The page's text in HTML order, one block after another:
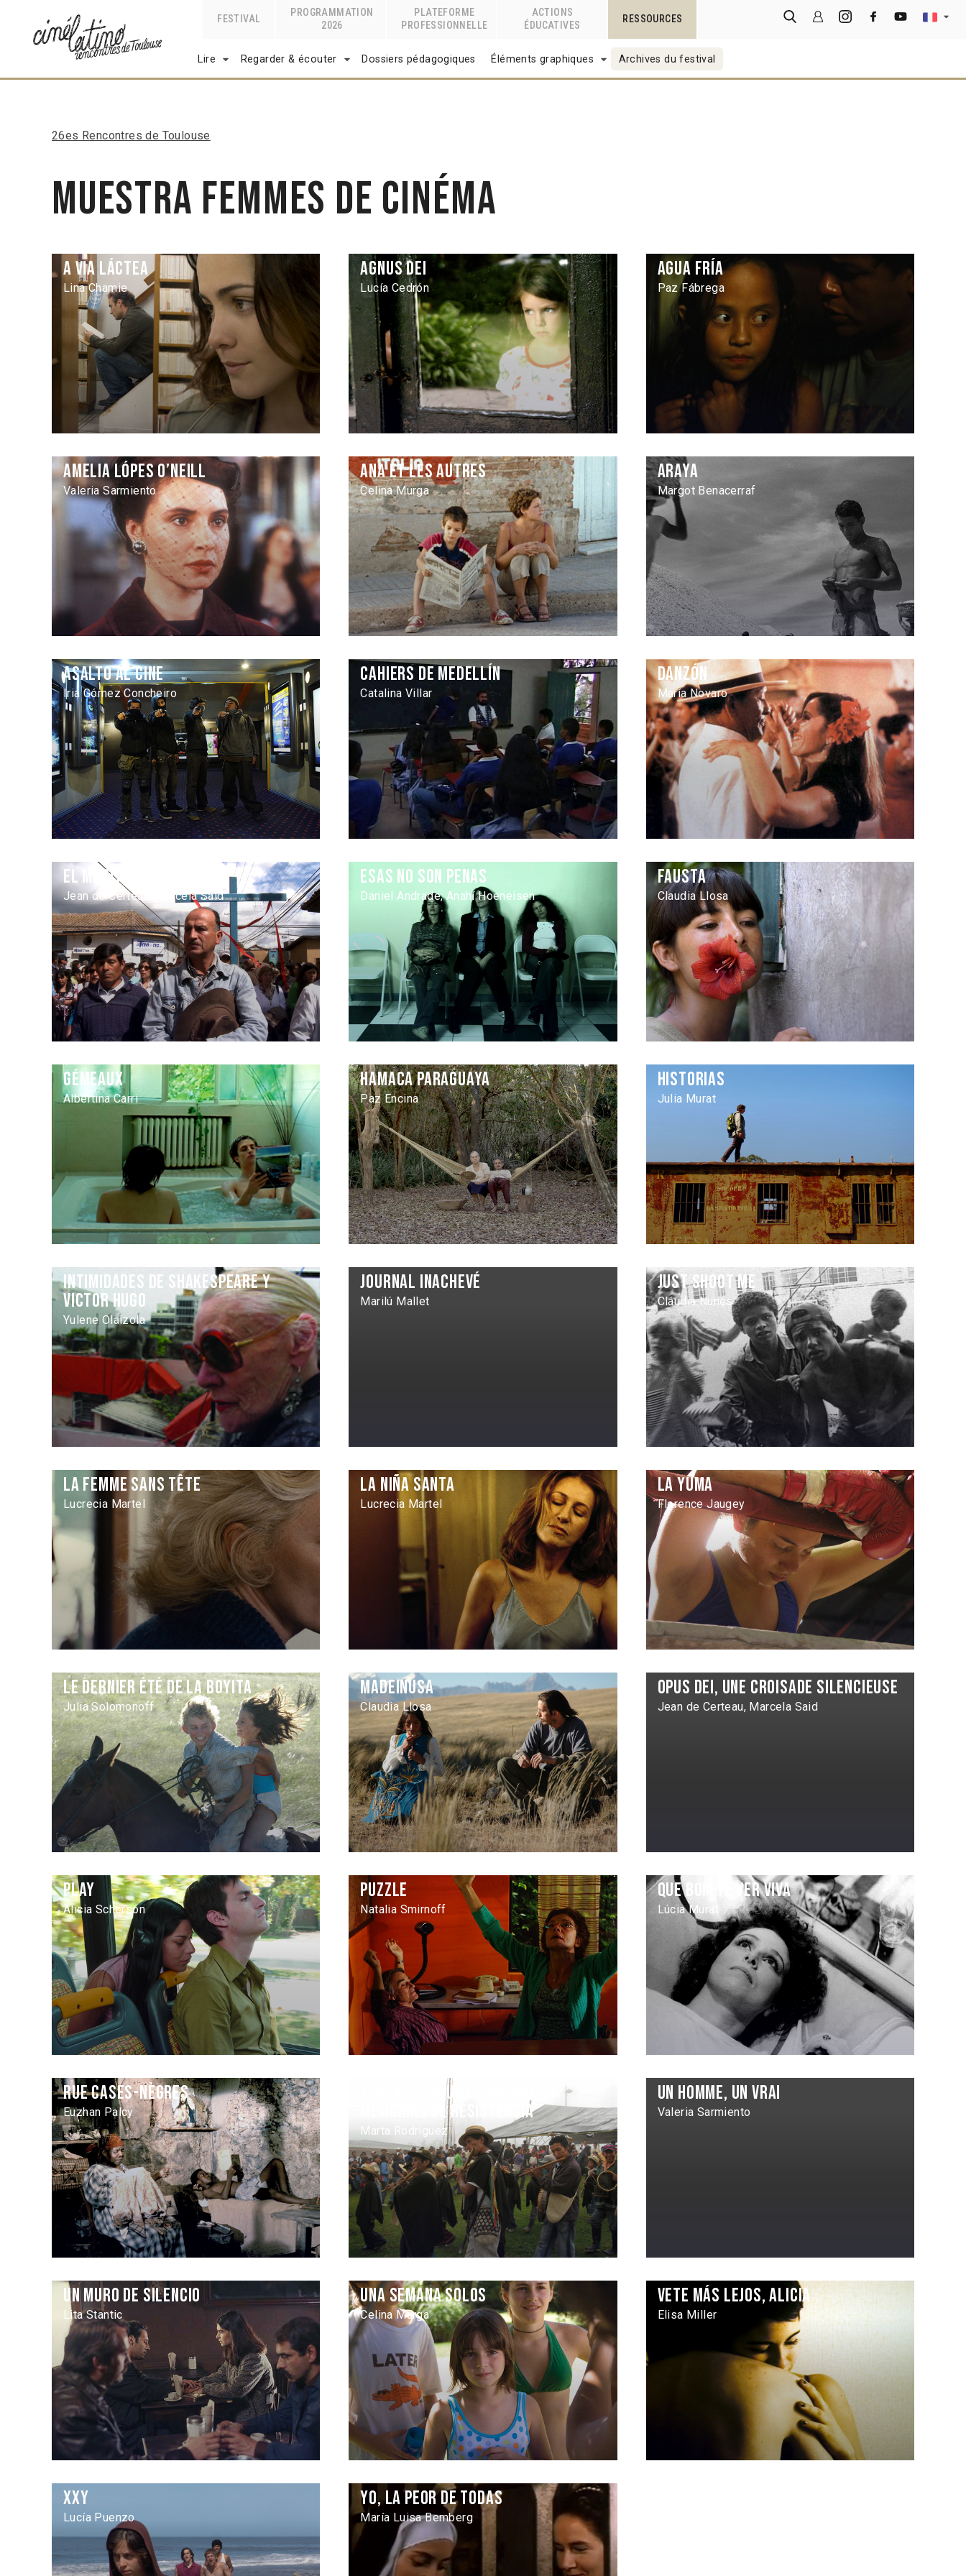
FESTIVAL
PROGRAMMATION
2026
PLATEFORME
PROFESSIONNELLE
ACTIONS
ÉDUCATIVES
RESSOURCES
Lire Regarder & écouter Dossiers pédagogiques Éléments graphiques Archives du festival
26es Rencontres de Toulouse
Muestra Femmes de cinéma
A Via láctea
Lina Chamie
Agnus Dei
Lucía Cedrón
Agua fría
Paz Fábrega
Amelia Lópes O’Neill
Valeria Sarmiento
Ana et les autres
Celina Murga
Araya
Margot Benacerraf
Asalto al cine
Iria Gómez Concheiro
Cahiers de Medellín
Catalina Villar
Danzón
María Novaro
El Mocito
Jean de Certeau, Marcela Said
Esas no son penas
Daniel Andrade, Anahí Hoeneisen
Fausta
Claudia Llosa
Gémeaux
Albertina Carri
Hamaca paraguaya
Paz Encina
Historias
Julia Murat
Intimidades de Shakespeare y
Victor Hugo
Yulene Olaizola
Journal inachevé
Marilú Mallet
Just Shoot Me
Cláudia Nunes
La Femme sans tête
Lucrecia Martel
La Niña santa
Lucrecia Martel
La Yuma
Florence Jaugey
Le Dernier été de la boyita
Julia Solomonoff
Madeinusa
Claudia Llosa
Opus dei, une croisade silencieuse
Jean de Certeau, Marcela Said
Play
Alicia Scherson
Puzzle
Natalia Smirnoff
Que bom te ver viva
Lúcia Murat
Rue Cases-Nègres
Euzhan Palcy
Testigos de un etnocidio:
memorias de resistencia
Marta Rodríguez
Un homme, un vrai
Valeria Sarmiento
Un muro de silencio
Lita Stantic
Una semana solos
Celina Murga
Vete más lejos, Alicia
Elisa Miller
XXY
Lucía Puenzo
Yo, la peor de todas
María Luisa Bemberg